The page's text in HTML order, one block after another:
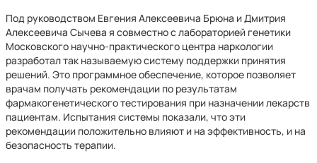
Под руководством Евгения Алексеевича Брюна и Дмитрия
Алексеевича Сычева я совместно с лабораторией генетики
Московского научно-практического центра наркологии
разработал так называемую систему поддержки принятия
решений. Это программное обеспечение, которое позволяет
врачам получать рекомендации по результатам
фармакогенетического тестирования при назначении лекарств
пациентам. Испытания системы показали, что эти
рекомендации положительно влияют и на эффективность, и на
безопасность терапии.